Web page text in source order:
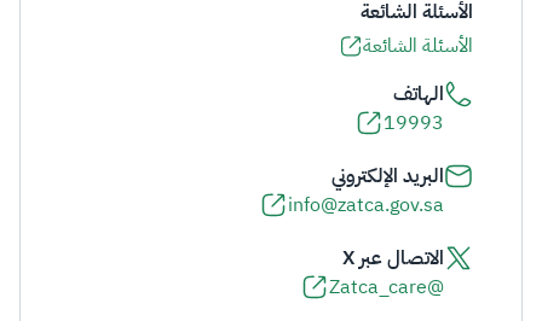
الأسئلة الشائعة
الأسئلة الشائعة
الهاتف
19993
البريد الإلكتروني
info@zatca.gov.sa
الاتصال عبر X
@Zatca_care